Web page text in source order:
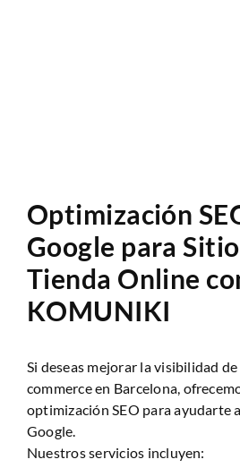
Optimización
Google para
Tienda Online
KOMUNIKI
Si deseas mejorar la visibilidad
commerce en Barcelona,
optimización SEO para ayudarte
Google.
Nuestros servicios incluyen: